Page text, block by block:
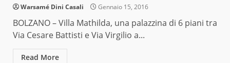
Warsamé Dini Casali Gennaio 15, 2016
BOLZANO – Villa Mathilda, una palazzina di 6 piani tra
Via Cesare Battisti e Via Virgilio a...
Read More